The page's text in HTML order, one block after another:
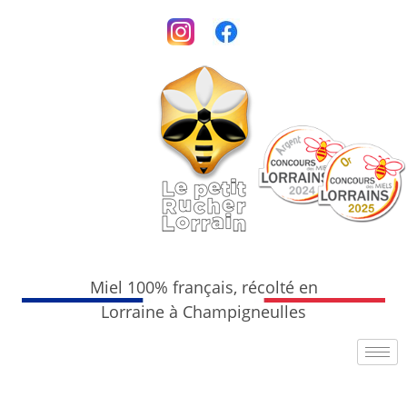
Miel 100% français, récolté en
Lorraine à Champigneulles